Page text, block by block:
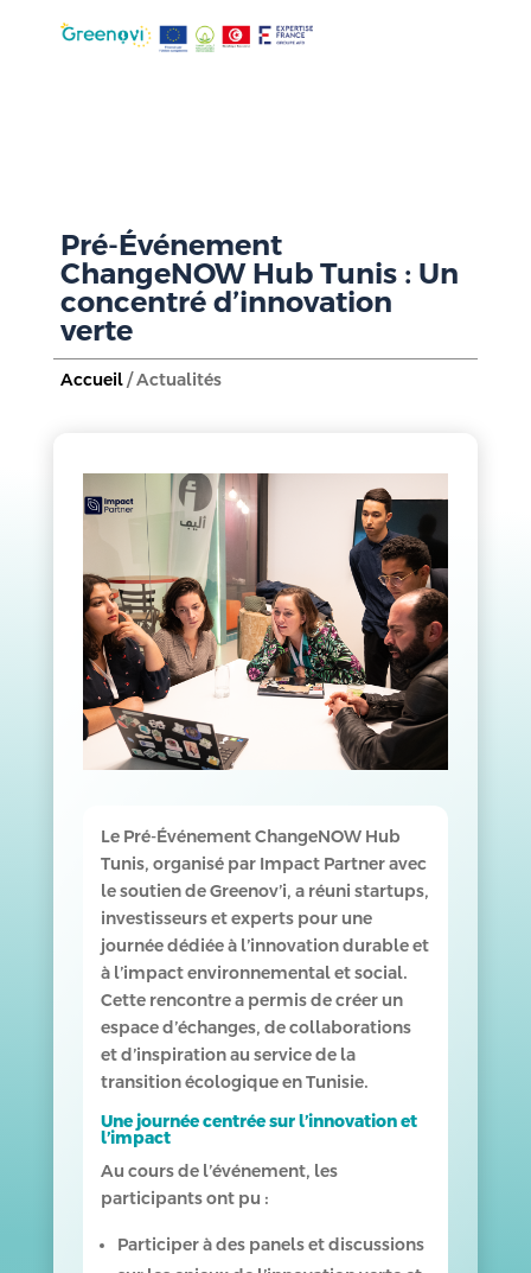
Pré-Événement
ChangeNOW Hub Tunis : Un
concentré d’innovation
verte
Accueil/ Actualités
Le Pré-Événement ChangeNOW Hub
Tunis, organisé par Impact Partner avec
le soutien de Greenov’i, a réuni startups,
investisseurs et experts pour une
journée dédiée à l’innovation durable et
à l’impact environnemental et social.
Cette rencontre a permis de créer un
espace d’échanges, de collaborations
et d’inspiration au service de la
transition écologique en Tunisie.
Une journée centrée sur l’innovation et
l’impact
Au cours de l’événement, les
participants ont pu :
Participer à des panels et discussions